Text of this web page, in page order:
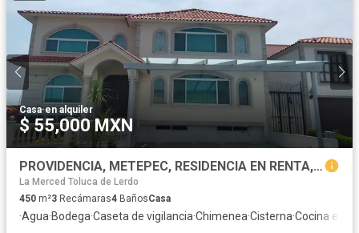
Casa·en alquiler
$ 55,000 MXN
PROVIDENCIA, METEPEC, RESIDENCIA EN RENTA, EXCELENTE ESTADO
La Merced Toluca de Lerdo
450 m²3 Recámaras4 BañosCasa
·Agua·Bodega·Caseta de vigilancia·Chimenea·Cisterna·Cocina